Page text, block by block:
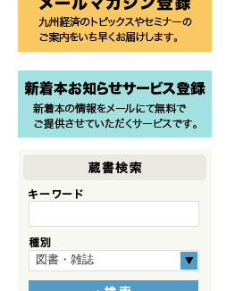
図書・雑誌